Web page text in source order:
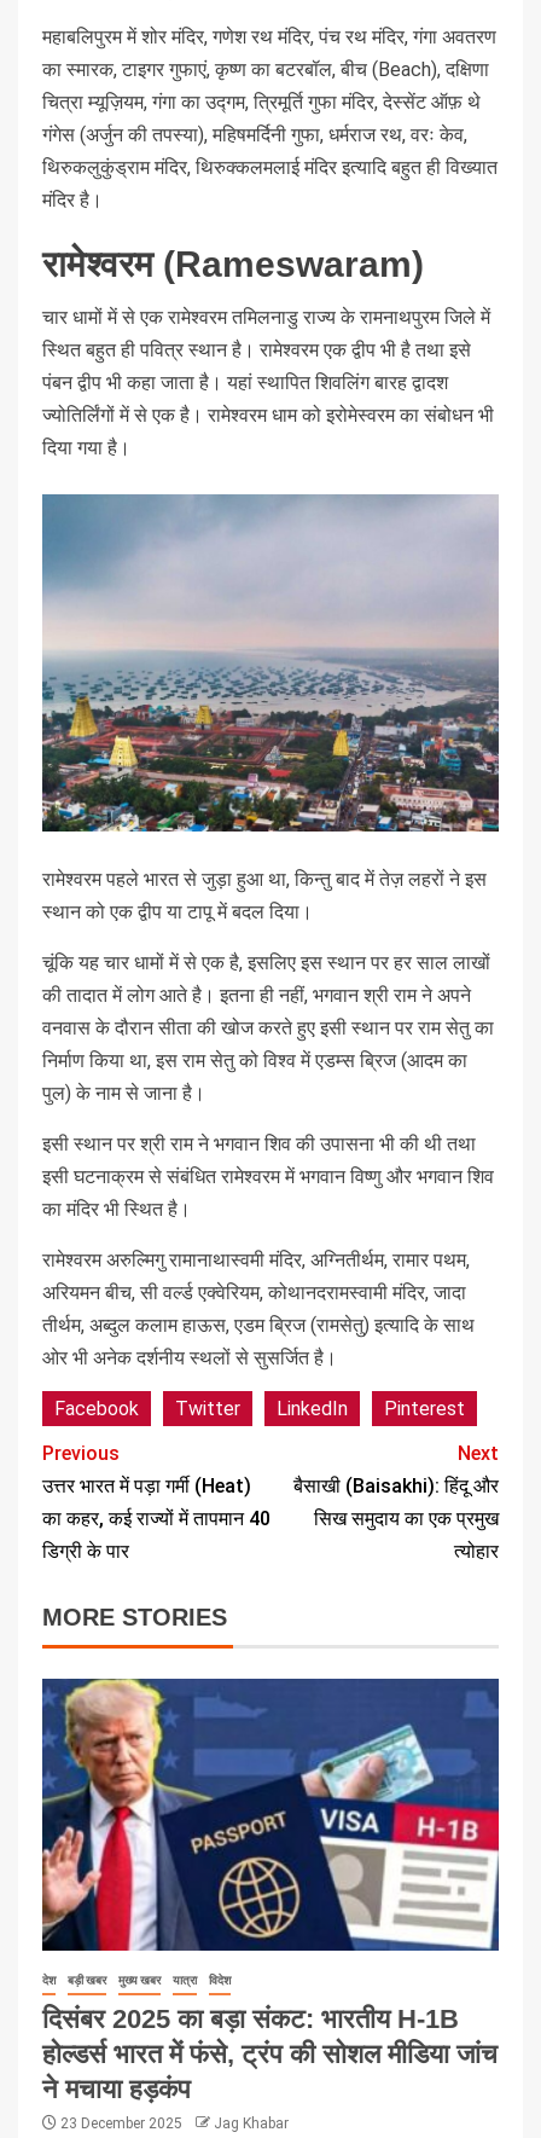
महाबलिपुरम में शोर मंदिर, गणेश रथ मंदिर, पंच रथ मंदिर, गंगा अवतरण
का स्मारक, टाइगर गुफाएं, कृष्ण का बटरबॉल, बीच (Beach), दक्षिणा
चित्रा म्यूज़ियम, गंगा का उद्गम, त्रिमूर्ति गुफा मंदिर, देस्सेंट ऑफ़ थे
गंगेस (अर्जुन की तपस्या), महिषमर्दिनी गुफा, धर्मराज रथ, वरः केव,
थिरुकलुकुंड्राम मंदिर, थिरुक्कलमलाई मंदिर इत्यादि बहुत ही विख्यात
मंदिर है।
रामेश्वरम (Rameswaram)
चार धामों में से एक रामेश्वरम तमिलनाडु राज्य के रामनाथपुरम जिले में
स्थित बहुत ही पवित्र स्थान है। रामेश्वरम एक द्वीप भी है तथा इसे
पंबन द्वीप भी कहा जाता है। यहां स्थापित शिवलिंग बारह द्वादश
ज्योतिर्लिंगों में से एक है। रामेश्वरम धाम को इरोमेस्वरम का संबोधन भी
दिया गया है।
रामेश्वरम पहले भारत से जुड़ा हुआ था, किन्तु बाद में तेज़ लहरों ने इस
स्थान को एक द्वीप या टापू में बदल दिया।
चूंकि यह चार धामों में से एक है, इसलिए इस स्थान पर हर साल लाखों
की तादात में लोग आते है। इतना ही नहीं, भगवान श्री राम ने अपने
वनवास के दौरान सीता की खोज करते हुए इसी स्थान पर राम सेतु का
निर्माण किया था, इस राम सेतु को विश्व में एडम्स ब्रिज (आदम का
पुल) के नाम से जाना है।
इसी स्थान पर श्री राम ने भगवान शिव की उपासना भी की थी तथा
इसी घटनाक्रम से संबंधित रामेश्वरम में भगवान विष्णु और भगवान शिव
का मंदिर भी स्थित है।
रामेश्वरम अरुल्मिगु रामानाथास्वमी मंदिर, अग्नितीर्थम, रामार पथम,
अरियमन बीच, सी वर्ल्ड एक्वेरियम, कोथानदरामस्वामी मंदिर, जादा
तीर्थम, अब्दुल कलाम हाऊस, एडम ब्रिज (रामसेतु) इत्यादि के साथ
ओर भी अनेक दर्शनीय स्थलों से सुसर्जित है।
Facebook Twitter LinkedIn
Pinterest
Previous
उत्तर भारत में पड़ा गर्मी (Heat)
का कहर, कई राज्यों में तापमान 40
डिग्री के पार
Next
बैसाखी (Baisakhi): हिंदू और
सिख समुदाय का एक प्रमुख
त्योहार
MORE STORIES
देश बड़ी खबर मुख्य खबर यात्रा विदेश
दिसंबर 2025 का बड़ा संकट: भारतीय H-1B
होल्डर्स भारत में फंसे, ट्रंप की सोशल मीडिया जांच
ने मचाया हड़कंप
23 December 2025 Jag Khabar